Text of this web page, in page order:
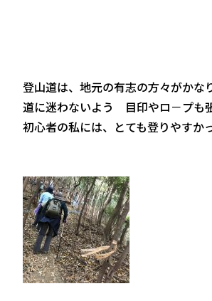
登山道は、地元の有志の方々がかな
道に迷わないよう 目印やロ－プも
初心者の私には、とても登りやすか